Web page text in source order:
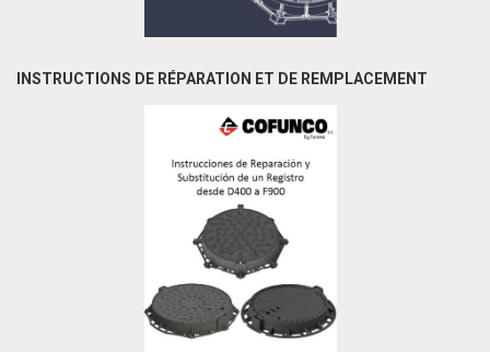
INSTRUCTIONS DE RÉPARATION ET DE REMPLACEMENT